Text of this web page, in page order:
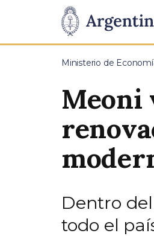
Presidencia
de
Pasar al contenido principal
Ministerio de
Meoni
Dentro
todo el